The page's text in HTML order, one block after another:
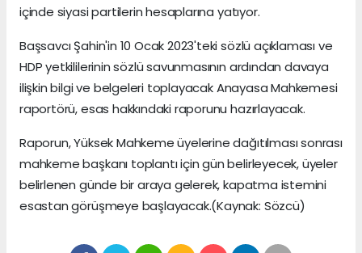
içinde siyasi partilerin hesaplarına yatıyor.
Başsavcı Şahin'in 10 Ocak 2023'teki sözlü açıklaması ve
HDP yetkililerinin sözlü savunmasının ardından davaya
ilişkin bilgi ve belgeleri toplayacak Anayasa Mahkemesi
raportörü, esas hakkındaki raporunu hazırlayacak.
Raporun, Yüksek Mahkeme üyelerine dağıtılması sonrası
mahkeme başkanı toplantı için gün belirleyecek, üyeler
belirlenen günde bir araya gelerek, kapatma istemini
esastan görüşmeye başlayacak.(Kaynak: Sözcü)